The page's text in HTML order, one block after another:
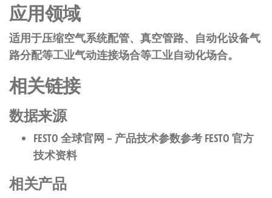
应用领域
适用于压缩空气系统配管、真空管路、自动化设备气
路分配等工业气动连接场合等工业自动化场合。
相关链接
数据来源
FESTO 全球官网 – 产品技术参数参考 FESTO 官方
技术资料
相关产品